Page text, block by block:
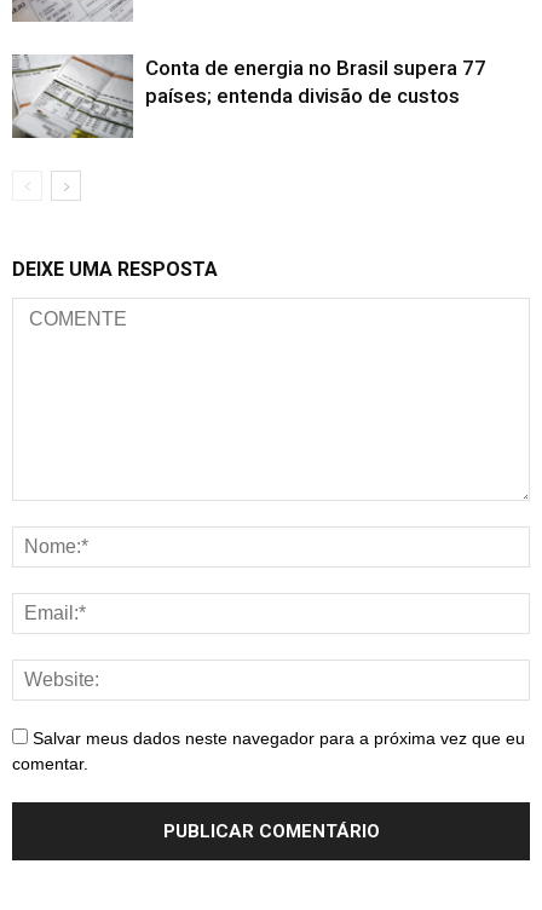
Conta de energia no Brasil supera 77
países; entenda divisão de custos
DEIXE UMA RESPOSTA
Salvar meus dados neste navegador para a próxima vez que eu
comentar.